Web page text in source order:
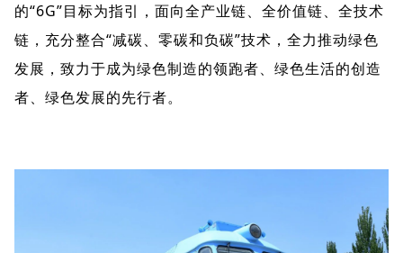
的“6G”目标为指引，面向全产业链、全价值链、全技术
链，充分整合“减碳、零碳和负碳”技术，全力推动绿色
发展，致力于成为绿色制造的领跑者、绿色生活的创造
者、绿色发展的先行者。